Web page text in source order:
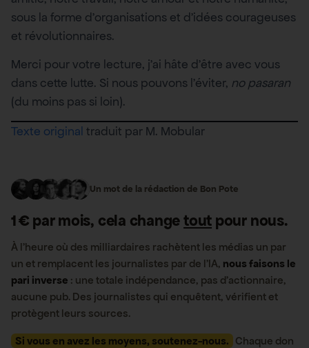
sous la forme d’organisations et d’idées courageuses
et révolutionnaires.
Merci pour votre lecture, j’ai hâte d’être avec vous
dans cette lutte. Si nous pouvons l’éviter, no pasaran
(du moins pas si loin).
Texte original traduit par M. Mobular
Un mot de la rédaction de Bon Pote
1 € par mois, cela changetout pour nous.
À l’heure où des milliardaires rachètent les médias un par
un et remplacent les journalistes par de l’IA, nous faisons le
pari inverse : une totale indépendance, pas d’actionnaire,
aucune pub. Des journalistes qui enquêtent, vérifient et
protègent leurs sources.
Si vous en avez les moyens, soutenez-nous. Chaque don